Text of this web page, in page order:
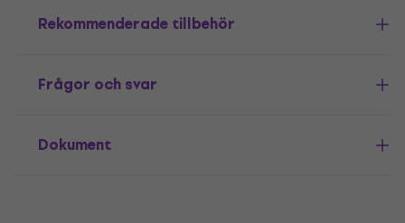
Rekommenderade tillbehör
Frågor och svar
Dokument